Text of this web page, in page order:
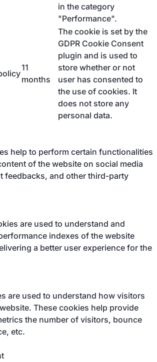
in the category
"Performance".
11
months
The cookie is set by the
GDPR Cookie Consent
plugin and is used to
store whether or not
user has consented to
the use of cookies. It
does not store any
personal data.
help to perform certain functionalities
of the website on social media
feedbacks, and other third-party
are used to understand and
indexes of the website
a better user experience for the
are used to understand how visitors
These cookies help provide
the number of visitors, bounce
etc.